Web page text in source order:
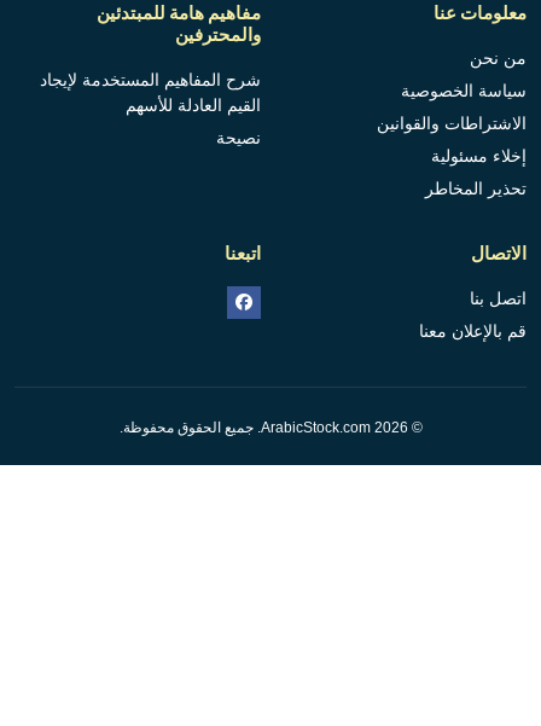
معلومات عنا
من نحن
سياسة الخصوصية
الاشتراطات والقوانين
إخلاء مسئولية
تحذير المخاطر
مفاهيم هامة للمبتدئين
والمحترفين
شرح المفاهيم المستخدمة لإيجاد
القيم العادلة للأسهم
نصيحة
الاتصال
اتصل بنا
قم بالإعلان معنا
اتبعنا
© 2026 ArabicStock.com. جميع الحقوق محفوظة.